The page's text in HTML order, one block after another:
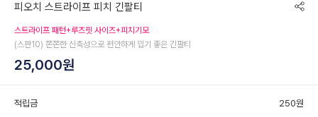
피오치 스트라이프 피치 긴팔티
스트라이프 패턴+루즈핏 사이즈+피치기모
(스판10) 쫀쫀한 신축성으로 편안하게 입기 좋은 긴팔티
25,000원
적립금 250원